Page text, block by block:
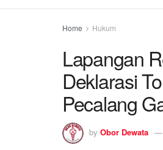
Home Hukum
Lapangan
Deklarasi
Pecalang
by Obor Dewata